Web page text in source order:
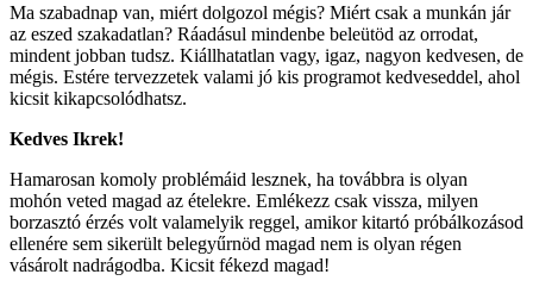
Ma szabadnap van, miért dolgozol mégis? Miért csak a munkán jár
az eszed szakadatlan? Ráadásul mindenbe beleütöd az orrodat,
mindent jobban tudsz. Kiállhatatlan vagy, igaz, nagyon kedvesen, de
mégis. Estére tervezzetek valami jó kis programot kedveseddel, ahol
kicsit kikapcsolódhatsz.
Kedves Ikrek!
Hamarosan komoly problémáid lesznek, ha továbbra is olyan
mohón veted magad az ételekre. Emlékezz csak vissza, milyen
borzasztó érzés volt valamelyik reggel, amikor kitartó próbálkozásod
ellenére sem sikerült belegyűrnöd magad nem is olyan régen
vásárolt nadrágodba. Kicsit fékezd magad!